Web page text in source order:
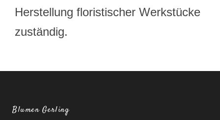
Herstellung floristischer Werkstücke
zuständig.
Blumen Gerling